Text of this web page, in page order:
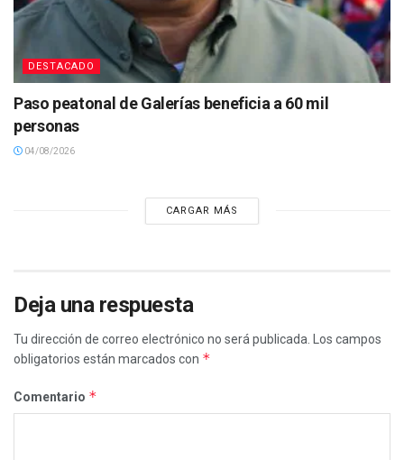
DESTACADO
Paso peatonal de Galerías beneficia a 60 mil
personas
04/08/2026
CARGAR MÁS
Deja una respuesta
Tu dirección de correo electrónico no será publicada.
Los campos
obligatorios están marcados con *
Comentario *